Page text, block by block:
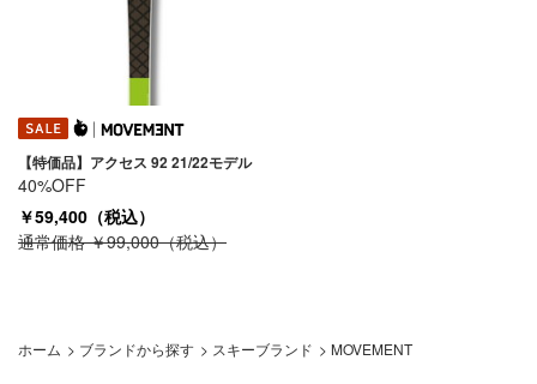
【特価品】アクセス 92 21/22モデル
40%OFF
￥59,400（税込）
通常価格 ￥99,000（税込）
ホーム > ブランドから探す > スキーブランド > MOVEMENT